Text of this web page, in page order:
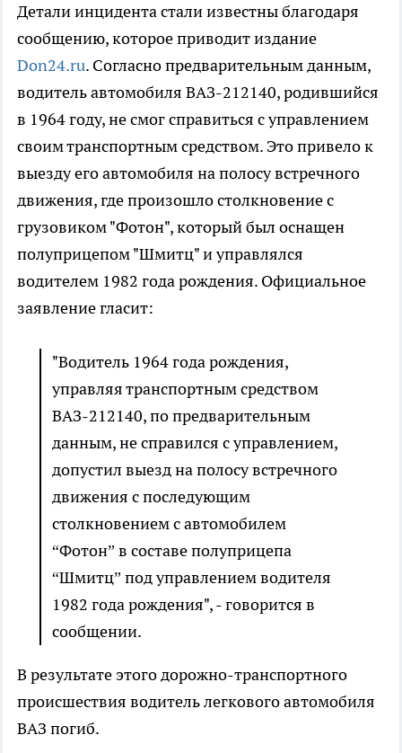
Детали инцидента стали известны благодаря
сообщению, которое приводит издание
Don24.ru. Согласно предварительным данным,
водитель автомобиля ВАЗ-212140, родившийся
в 1964 году, не смог справиться с управлением
своим транспортным средством. Это привело к
выезду его автомобиля на полосу встречного
движения, где произошло столкновение с
грузовиком "Фотон", который был оснащен
полуприцепом "Шмитц" и управлялся
водителем 1982 года рождения. Официальное
заявление гласит:
"Водитель 1964 года рождения,
управляя транспортным средством
ВАЗ-212140, по предварительным
данным, не справился с управлением,
допустил выезд на полосу встречного
движения с последующим
столкновением с автомобилем
“Фотон” в составе полуприцепа
“Шмитц” под управлением водителя
1982 года рождения", - говорится в
сообщении.
В результате этого дорожно-транспортного
происшествия водитель легкового автомобиля
ВАЗ погиб.